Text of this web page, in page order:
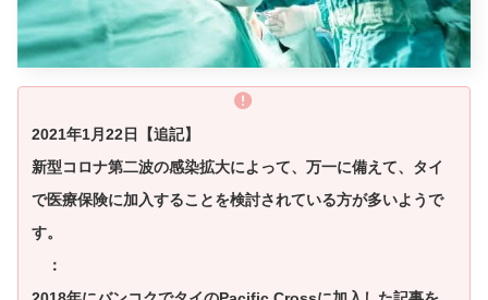
2021年1月22日【追記】
新型コロナ第二波の感染拡大によって、万一に備えて、タイ
で医療保険に加入することを検討されている方が多いようで
す。
：